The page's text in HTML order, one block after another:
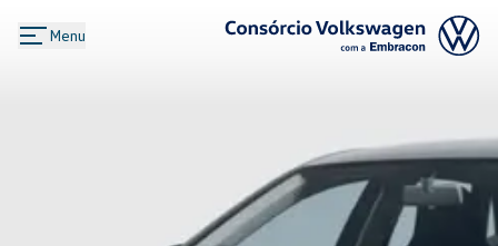
Menu
Logo Consórcio Volkswagen com